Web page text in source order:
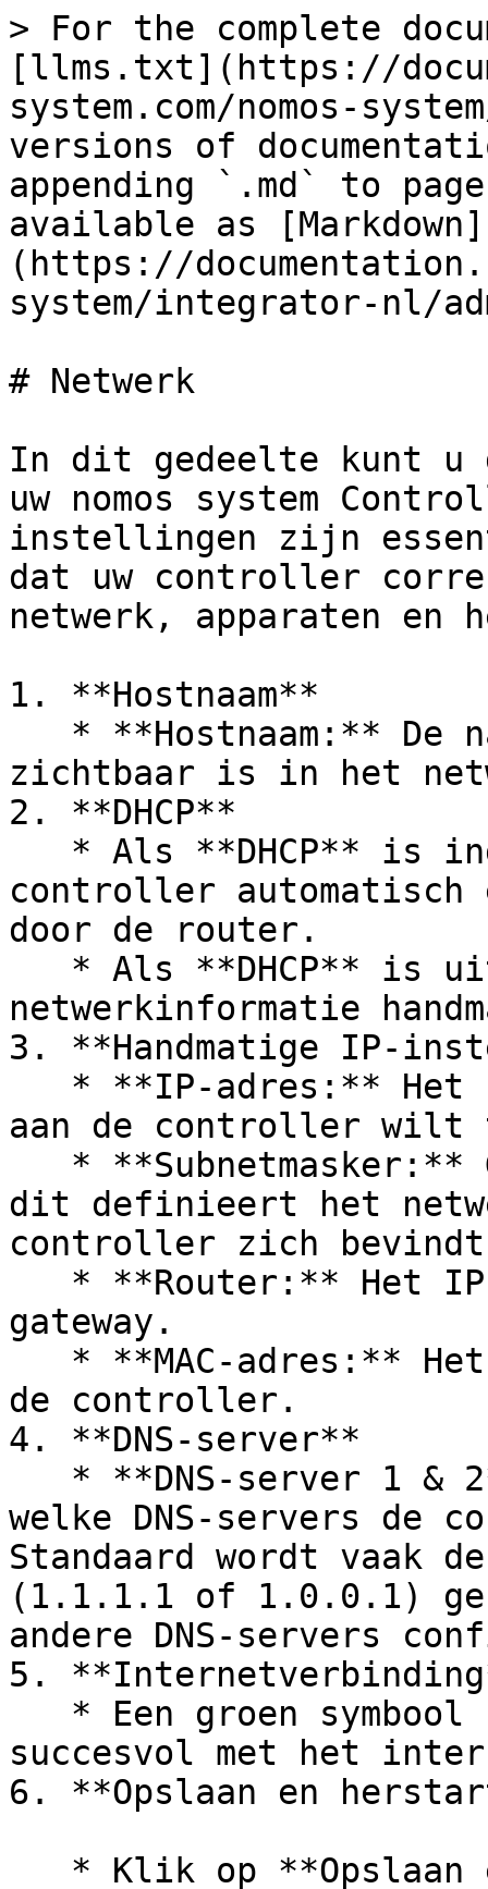
> For the complete
[llms.txt](https://
system.com/nomos-
versions of
appending `.md` to
available as [Markdown]
(https://
system/integrator-nl/
# Netwerk
In dit gedeelte kunt u
uw nomos system
instellingen zijn
dat uw controller
netwerk, apparaten en
1. **Hostnaam**
zichtbaar is in het
2. **DHCP**
controller automatisch
door de router.
netwerkinformatie
3. **Handmatige IP-
aan de controller wilt
dit definieert het
controller zich
gateway.
de controller.
4. **DNS-server**
welke DNS-servers de
Standaard wordt vaak
(1.1.1.1 of 1.0.0.1)
andere DNS-servers
5.
succesvol met het
6. **Opslaan en